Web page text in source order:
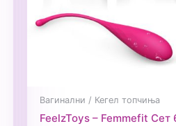
Вагинални / Кегел топчиња
FeelzToys – Femmefit Сет